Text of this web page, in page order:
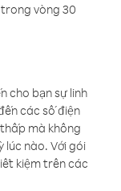
vòng 30
cho bạn sự linh
các số điện
mà không
lúc nào. Với gói
kiệm trên các